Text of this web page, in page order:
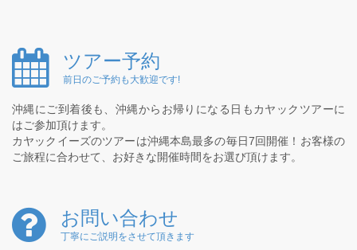
ツアー予約
前日のご予約も大歓迎です!
沖縄にご到着後も、沖縄からお帰りになる日もカヤックツアーに
はご参加頂けます。
カヤックイーズのツアーは沖縄本島最多の毎日7回開催！お客様の
ご旅程に合わせて、お好きな開催時間をお選び頂けます。
お問い合わせ
丁寧にご説明をさせて頂きます